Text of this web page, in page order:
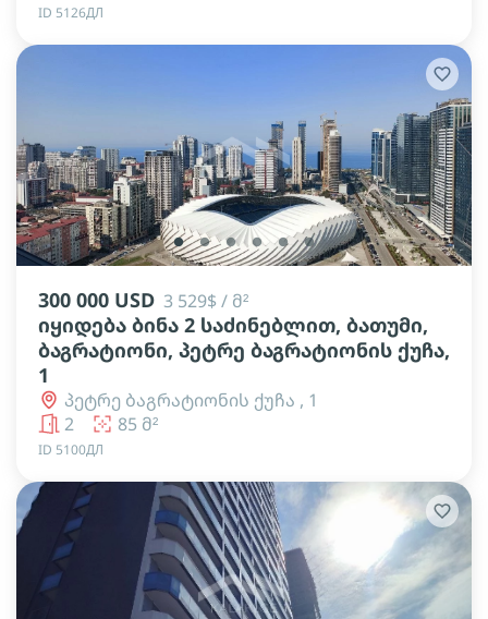
ID 5126ДЛ
lens lens lens lens lens lens
300 000 USD 3 529$ / მ²
იყიდება ბინა 2 საძინებლით, ბათუმი,
ბაგრატიონი, პეტრე ბაგრატიონის ქუჩა,
1
პეტრე ბაგრატიონის ქუჩა , 1
2
85 მ²
ID 5100ДЛ